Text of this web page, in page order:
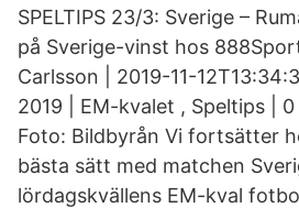
SPELTIPS 23/3: Sverige –
på Sverige-vinst hos
Carlsson | 2019-11-
2019 | EM-kvalet , Speltips |
Foto: Bildbyrån Vi fortsätter
bästa sätt med matchen
lördagskvällens EM-kval